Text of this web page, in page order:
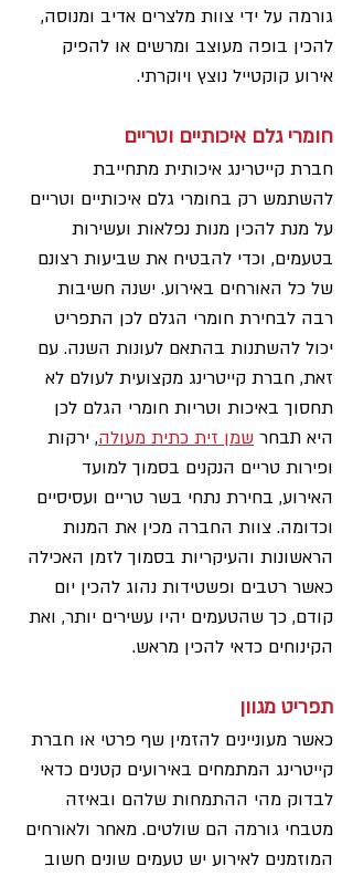
גורמה על ידי צוות מלצרים אדיב ומנוסה,
להכין בופה מעוצב ומרשים או להפיק
אירוע קוקטייל נוצץ ויוקרתי.
חומרי גלם איכותיים וטריים
חברת קייטרינג איכותית מתחייבת
להשתמש רק בחומרי גלם איכותיים וטריים
על מנת להכין מנות נפלאות ועשירות
בטעמים, וכדי להבטיח את שביעות רצונם
של כל האורחים באירוע. ישנה חשיבות
רבה לבחירת חומרי הגלם לכן התפריט
יכול להשתנות בהתאם לעונות השנה. עם
זאת, חברת קייטרינג מקצועית לעולם לא
תחסוך באיכות וטריות חומרי הגלם לכן
היא תבחר שמן זית כתית מעולה, ירקות
ופירות טריים הנקנים בסמוך למועד
האירוע, בחירת נתחי בשר טריים ועסיסיים
וכדומה. צוות החברה מכין את המנות
הראשונות והעיקריות בסמוך לזמן האכילה
כאשר רטבים ופשטידות נהוג להכין יום
קודם, כך שהטעמים יהיו עשירים יותר, ואת
הקינוחים כדאי להכין מראש.
תפריט מגוון
כאשר מעוניינים להזמין שף פרטי או חברת
קייטרינג המתמחים באירועים קטנים כדאי
לבדוק מהי ההתמחות שלהם ובאיזה
מטבחי גורמה הם שולטים. מאחר ולאורחים
המוזמנים לאירוע יש טעמים שונים חשוב